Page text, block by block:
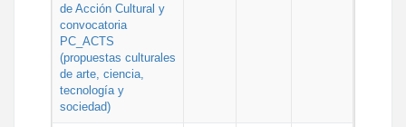
de Acción Cultural y
convocatoria
PC_ACTS
(propuestas culturales
de arte, ciencia,
tecnología y
sociedad)